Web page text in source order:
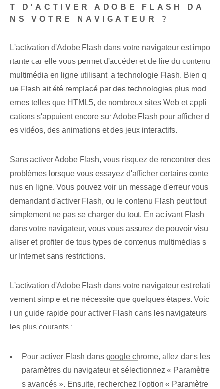
T D'ACTIVER ADOBE FLASH DA
NS VOTRE NAVIGATEUR ?
L'activation d'Adobe Flash dans votre navigateur est impo
rtante car elle vous permet d'accéder et de lire du contenu
multimédia en ligne utilisant la technologie Flash. Bien q
ue Flash ait été remplacé par des technologies plus mod
ernes telles que HTML5, de nombreux sites Web et appli
cations s'appuient encore sur Adobe Flash pour afficher d
es vidéos, des animations et des jeux interactifs.
Sans activer Adobe Flash, vous risquez de rencontrer des
problèmes lorsque vous essayez d'afficher certains conte
nus en ligne. Vous pouvez voir un message d'erreur vous
demandant d'activer Flash, ou le contenu Flash peut tout
simplement ne pas se charger du tout. En activant Flash
dans votre navigateur, vous vous assurez de pouvoir visu
aliser et profiter de tous types de contenus multimédias s
ur Internet sans restrictions.
L'activation d'Adobe Flash dans votre navigateur est relati
vement simple et ne nécessite que quelques étapes. Voic
i un guide rapide pour activer Flash dans les navigateurs
les plus courants :
Pour activer Flash dans google chrome, allez dans les
paramètres du navigateur et sélectionnez « Paramètre
s avancés ». Ensuite, recherchez l'option « Paramètre